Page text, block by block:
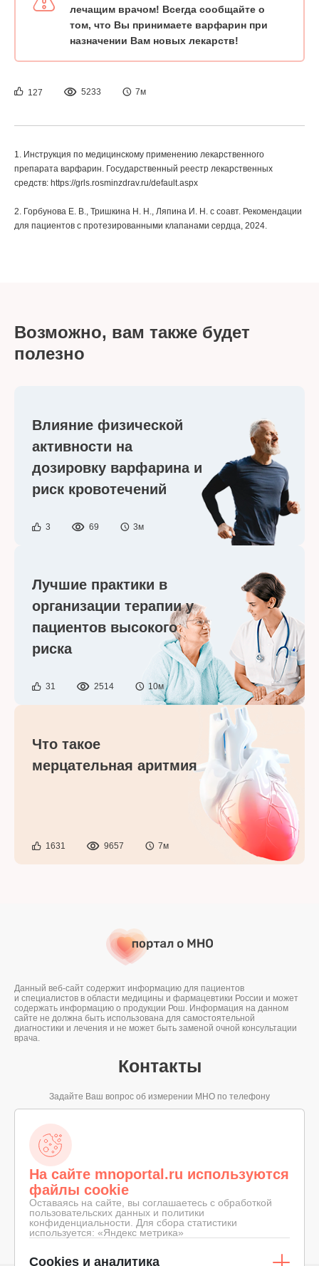
лечащим врачом! Всегда сообщайте о
том, что Вы принимаете варфарин при
назначении Вам новых лекарств!
127 5233 7м
1. Инструкция по медицинскому применению лекарственного
препарата варфарин. Государственный реестр лекарственных
средств: https://grls.rosminzdrav.ru/default.aspx
2. Горбунова Е. В., Тришкина Н. Н., Ляпина И. Н. с соавт. Рекомендации
для пациентов с протезированными клапанами сердца, 2024.
Возможно, вам также будет
полезно
Влияние физической
активности на
дозировку варфарина и
риск кровотечений
3 69 3м
Лучшие практики в
организации терапии у
пациентов высокого
риска
31 2514 10м
Что такое
мерцательная аритмия
1631 9657 7м
Данный веб-сайт содержит информацию для пациентов
и специалистов в области медицины и фармацевтики России и может
содержать информацию о продукции Рош. Информация на данном
сайте не должна быть использована для самостоятельной
диагностики и лечения и не может быть заменой очной консультации
врача.
Контакты
Задайте Ваш вопрос об измерении МНО по телефону
© 2026 «ПОРТАЛ О МНО»
КОНФИДЕНЦИАЛЬНОСТЬ
ПРАВОВОЕ СОГЛАШЕНИЕ
СДЕЛАНО В
На сайте mnoportal.ru используются
файлы cookie
Оставаясь на сайте, вы соглашаетесь с обработкой
пользовательских данных и политики
конфиденциальности. Для сбора статистики
используется: «Яндекс метрика»
Cookies и аналитика